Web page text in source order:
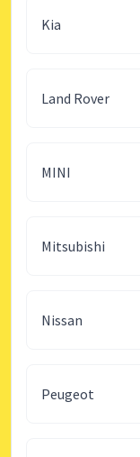
Kia
Land Rover
MINI
Mitsubishi
Nissan
Peugeot